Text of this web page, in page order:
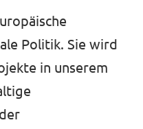
Politik. Sie wird
in unserem